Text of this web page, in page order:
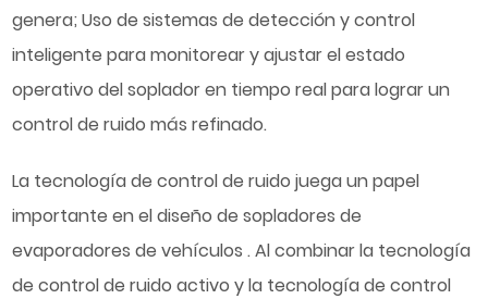
genera; Uso de sistemas de detección y control
inteligente para monitorear y ajustar el estado
operativo del soplador en tiempo real para lograr un
control de ruido más refinado.
La tecnología de control de ruido juega un papel
importante en el diseño desopladores de
evaporadores de vehículos. Al combinar la tecnología
de control de ruido activo y la tecnología de control